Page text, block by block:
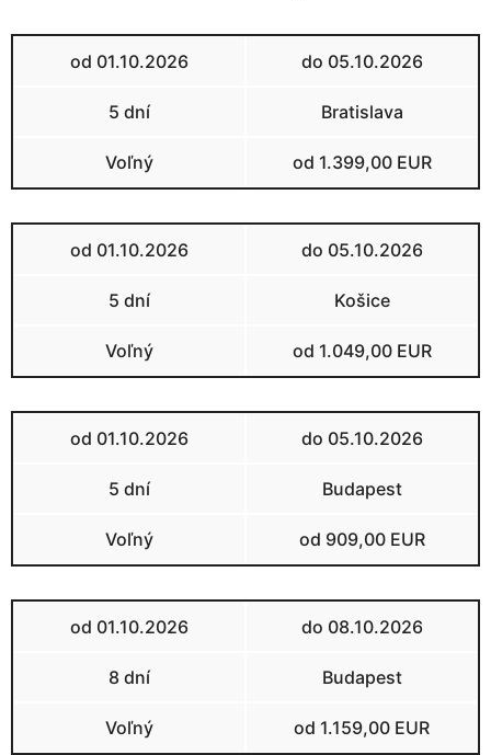
od 01.10.2026 do 05.10.2026
5 dní Bratislava
Voľný od 1.399,00 EUR
od 01.10.2026 do 05.10.2026
5 dní Košice
Voľný od 1.049,00 EUR
od 01.10.2026 do 05.10.2026
5 dní Budapest
Voľný od 909,00 EUR
od 01.10.2026 do 08.10.2026
8 dní Budapest
Voľný od 1.159,00 EUR